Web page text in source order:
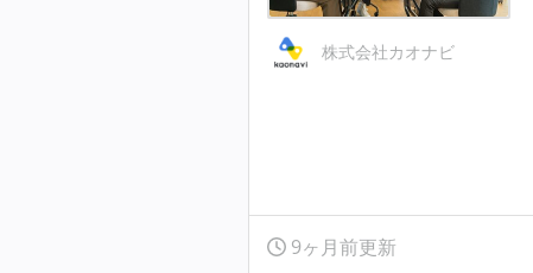
株式会社カオナビ
9ヶ月前更新